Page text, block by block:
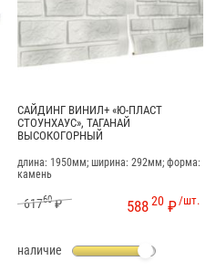
САЙДИНГ ВИНИЛ+ «Ю-ПЛАСТ
СТОУНХАУС», ТАГАНАЙ
ВЫСОКОГОРНЫЙ
длина: 1950мм; ширина: 292мм; форма:
камень
61760₽ /шт.
58820 ₽
наличие